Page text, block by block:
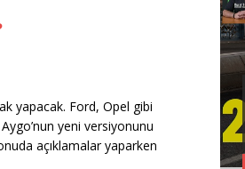
yapacak. Ford, Opel gibi
yeni versiyonunu
açıklamalar yaparken